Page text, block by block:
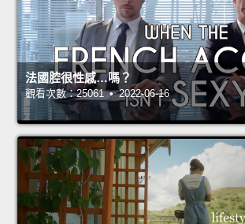
法國腔很性感…嗎？
觀看次數：25061 • 2022-06-16